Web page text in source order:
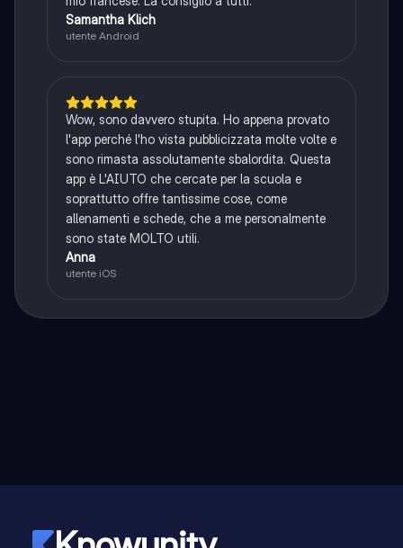
Samantha Klich
utente Android
Wow, sono davvero stupita. Ho appena provato
l'app perché l'ho vista pubblicizzata molte volte e
sono rimasta assolutamente sbalordita. Questa
app è L'AIUTO che cercate per la scuola e
soprattutto offre tantissime cose, come
allenamenti e schede, che a me personalmente
sono state MOLTO utili.
Anna
utente iOS